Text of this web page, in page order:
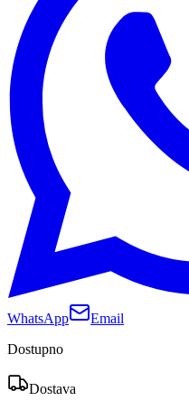
WhatsApp
Email
Dostupno
Dostava